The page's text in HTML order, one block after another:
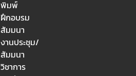
พิมพ์
ฝึกอบรม
สัมมนา
งานประชุม/
สัมมนา
วิชาการ